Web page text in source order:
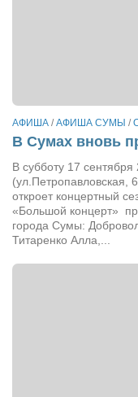
Конкурс
Конкурс
Литературный
Конкурс
Конкурс
АФИША /АФИША СУМЫ /
В Сумах вновь
В субботу 17
(ул.Петропавловская,
откроет концертный
«Большой концерт»
города Сумы:
Титаренко Алла,...